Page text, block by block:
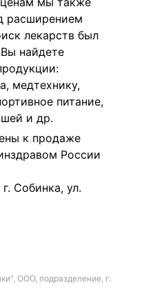
расширением
лекарств был
найдете
медтехнику,
питание,
и др.
к продаже
России
Собинка, ул.
ООО, подразделение, г.